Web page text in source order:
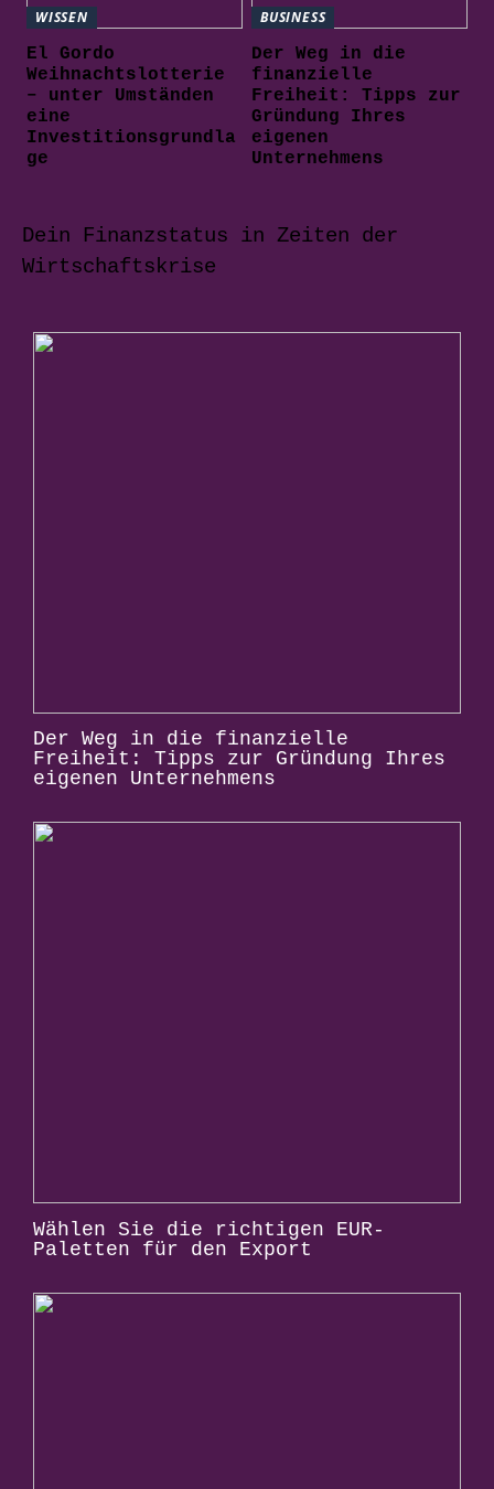
WISSEN
El Gordo
Weihnachtslotterie
– unter Umständen
eine
Investitionsgrundla
ge
BUSINESS
Der Weg in die
finanzielle
Freiheit: Tipps zur
Gründung Ihres
eigenen
Unternehmens
Dein Finanzstatus in Zeiten der
Wirtschaftskrise
Der Weg in die finanzielle
Freiheit: Tipps zur Gründung Ihres
eigenen Unternehmens
Wählen Sie die richtigen EUR-
Paletten für den Export